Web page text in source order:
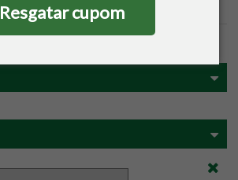
Resgatar cupom